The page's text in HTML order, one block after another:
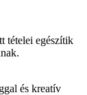
tételei egészítik
és kreatív